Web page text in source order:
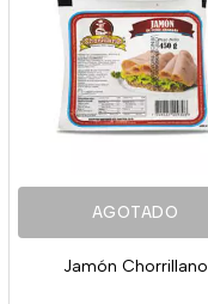
AGOTADO
Jamón Chorrillano